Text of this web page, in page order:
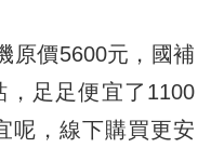
價5600元，國補
足足便宜了1100
呢，線下購買更安